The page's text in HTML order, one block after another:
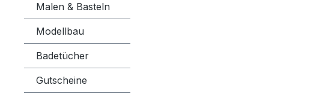
Malen & Basteln
Modellbau
Badetücher
Gutscheine